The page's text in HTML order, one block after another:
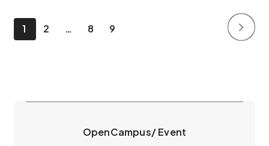
1 2 8 9
OpenCampus/ Event